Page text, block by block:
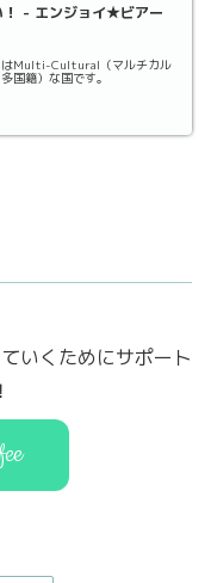
！ - エンジョイ★ビアー
はMulti-Cultural（マルチカル
国籍）な国です。
いくためにサポート